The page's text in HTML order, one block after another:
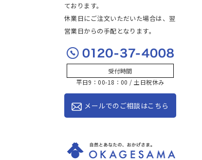
ております。
休業日にご注文いただいた場合は、翌
営業日からの手配となります。
受付時間
平日9：00-18：00 / 土日祝休み
メールでのご相談はこちら